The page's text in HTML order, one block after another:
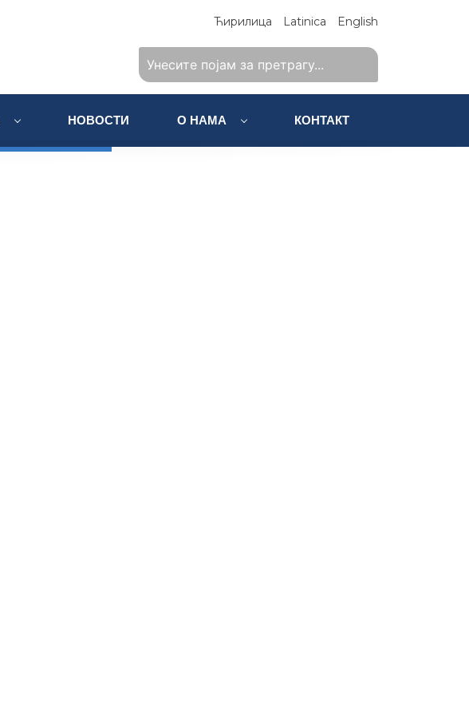
Ћирилица Latinica English
НОВОСТИ О НАМА КОНТАКТ